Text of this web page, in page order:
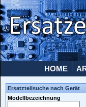
HOME
Ersatzteilsuche nach Gerät
Modellbezeichnung